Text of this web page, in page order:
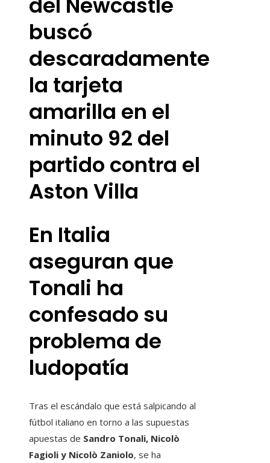
buscó
descaradamente
la tarjeta
amarilla en el
minuto 92 del
partido contra el
Aston Villa
En Italia
aseguran que
Tonali ha
confesado su
problema de
ludopatía
Tras el escándalo que está salpicando al
fútbol italiano en torno a las supuestas
apuestas de Sandro Tonali, Nicolò
Fagioli y Nicolò Zaniolo, se ha